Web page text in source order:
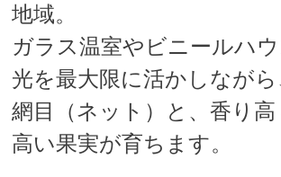
地域。
ガラス温室やビニールハ
光を最大限に活かしなが
網目（ネット）と、香り高
高い果実が育ちます。